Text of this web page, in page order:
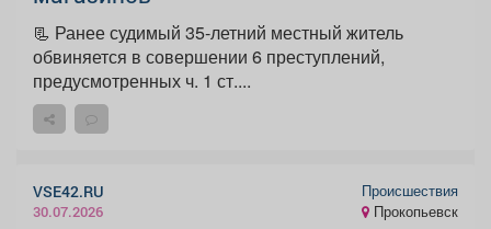
📃 Ранее судимый 35-летний местный житель
обвиняется в совершении 6 преступлений,
предусмотренных ч. 1 ст....
VSE42.RU
30.07.2026
Происшествия
Прокопьевск